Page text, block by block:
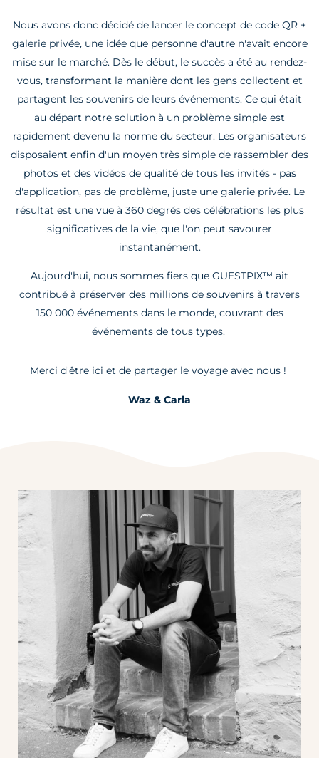
Nous avons donc décidé de lancer le concept de code QR +
galerie privée, une idée que personne d'autre n'avait encore
mise sur le marché. Dès le début, le succès a été au rendez-
vous, transformant la manière dont les gens collectent et
partagent les souvenirs de leurs événements. Ce qui était
au départ notre solution à un problème simple est
rapidement devenu la norme du secteur. Les organisateurs
disposaient enfin d'un moyen très simple de rassembler des
photos et des vidéos de qualité de tous les invités - pas
d'application, pas de problème, juste une galerie privée. Le
résultat est une vue à 360 degrés des célébrations les plus
significatives de la vie, que l'on peut savourer
instantanément.
Aujourd'hui, nous sommes fiers que GUESTPIX™ ait
contribué à préserver des millions de souvenirs à travers
150 000 événements dans le monde, couvrant des
événements de tous types.
Merci d'être ici et de partager le voyage avec nous !
Waz & Carla